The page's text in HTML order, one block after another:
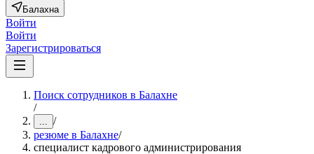
Балахна
Войти
Войти
Зарегистрироваться
Поиск сотрудников в Балахне
/
... /
резюме в Балахне/
специалист кадрового администрирования